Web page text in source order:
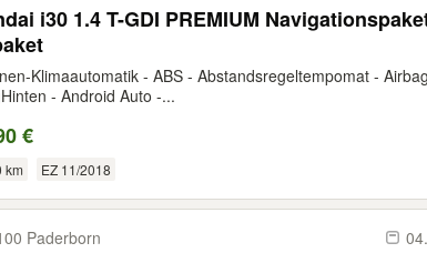
i30 1.4 T-GDI PREMIUM
Klimaautomatik - ABS - Abstandsregeltempomat -
- Android Auto -...
€
km EZ 11/2018
Paderborn